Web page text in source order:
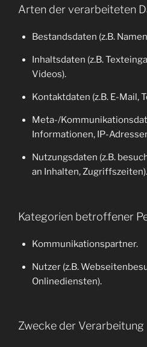
Arten der verarbeiteten
Bestandsdaten (z.B.
Inhaltsdaten (z.B.
Videos).
Kontaktdaten (z.B. E-Mail,
Meta-/
Informationen, IP-
Nutzungsdaten (z.B.
an Inhalten, Zugriffszeiten).
Kategorien betroffener
Kommunikationspartner.
Nutzer (z.B.
Onlinediensten).
Zwecke der Verarbeitung